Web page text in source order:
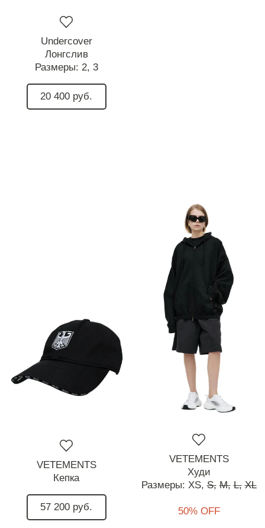
Undercover
Лонгслив
Размеры: 2, 3
20 400 руб.
VETEMENTS
Кепка
57 200 руб.
VETEMENTS
Худи
Размеры: XS, S, M, L, XL
50% OFF